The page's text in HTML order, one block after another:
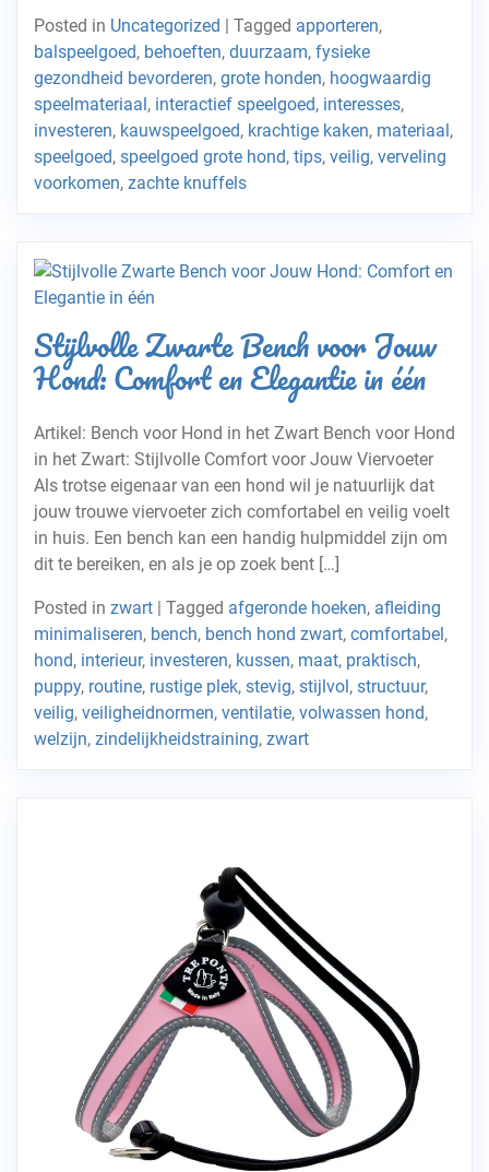
Posted in Uncategorized | Tagged apporteren,
balspeelgoed, behoeften, duurzaam, fysieke
gezondheid bevorderen, grote honden, hoogwaardig
speelmateriaal, interactief speelgoed, interesses,
investeren, kauwspeelgoed, krachtige kaken, materiaal,
speelgoed, speelgoed grote hond, tips, veilig, verveling
voorkomen, zachte knuffels
Stijlvolle Zwarte Bench voor Jouw
Hond: Comfort en Elegantie in één
Artikel: Bench voor Hond in het Zwart Bench voor Hond
in het Zwart: Stijlvolle Comfort voor Jouw Viervoeter
Als trotse eigenaar van een hond wil je natuurlijk dat
jouw trouwe viervoeter zich comfortabel en veilig voelt
in huis. Een bench kan een handig hulpmiddel zijn om
dit te bereiken, en als je op zoek bent […]
Posted in zwart | Tagged afgeronde hoeken, afleiding
minimaliseren, bench, bench hond zwart, comfortabel,
hond, interieur, investeren, kussen, maat, praktisch,
puppy, routine, rustige plek, stevig, stijlvol, structuur,
veilig, veiligheidnormen, ventilatie, volwassen hond,
welzijn, zindelijkheidstraining, zwart